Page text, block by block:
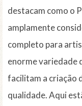
destacam como o
amplamente
completo para
enorme variedade
facilitam a criação
qualidade. Aqui